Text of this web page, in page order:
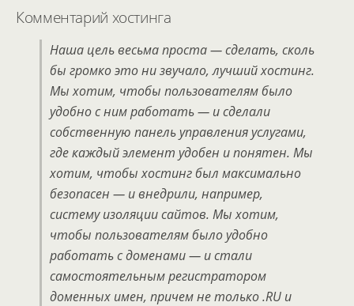
Комментарий хостинга
Наша цель весьма проста — сделать, сколь
бы громко это ни звучало, лучший хостинг.
Мы хотим, чтобы пользователям было
удобно с ним работать — и сделали
собственную панель управления услугами,
где каждый элемент удобен и понятен. Мы
хотим, чтобы хостинг был максимально
безопасен — и внедрили, например,
систему изоляции сайтов. Мы хотим,
чтобы пользователям было удобно
работать с доменами — и стали
самостоятельным регистратором
доменных имен, причем не только .RU и